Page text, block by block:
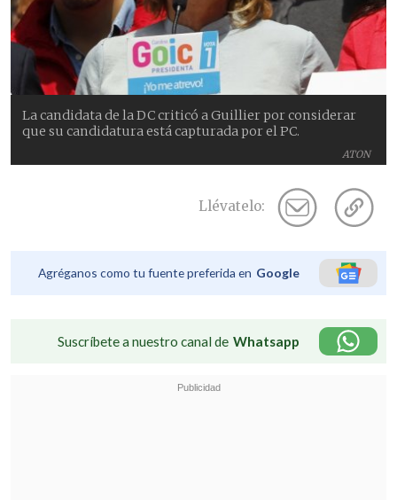
ATON
La candidata de la DC criticó a Guillier por considerar
que su candidatura está capturada por el PC.
Llévatelo:
Agréganos como tu fuente preferida en Google
Suscríbete a nuestro canal de Whatsapp